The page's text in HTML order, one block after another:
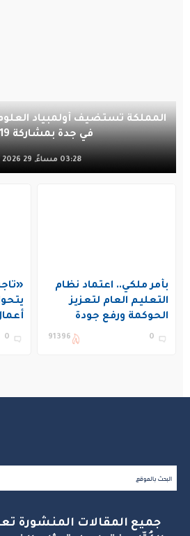
في جدة بمشاركة 19 دولة
03:28 مساءً, 29 Jul 2026
بأمر ملكي.. اعتماد نظام
التعليم العام لتعزيز
الحوكمة ورفع جودة
التعليم في المملكة
0
91396
0
جميع المقالات المنشورة